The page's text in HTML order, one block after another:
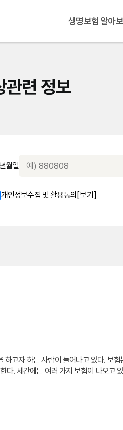
생명보험 알아
관련 정보
월일
개인정보수집 및 활용동의 [보기]
고자 하는 사람이 늘어나고 있다. 보
다. 세간에는 여러 가지 보험이 나오고